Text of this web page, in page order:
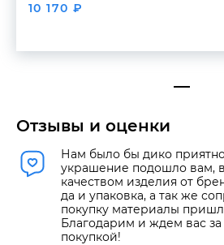
10 170 ₽
Отзывы и оценки
Нам было бы дико приятно
украшение подошло вам,
качеством изделия от
да и упаковка, а так же
покупку материалы
Благодарим и ждем вас
покупкой!